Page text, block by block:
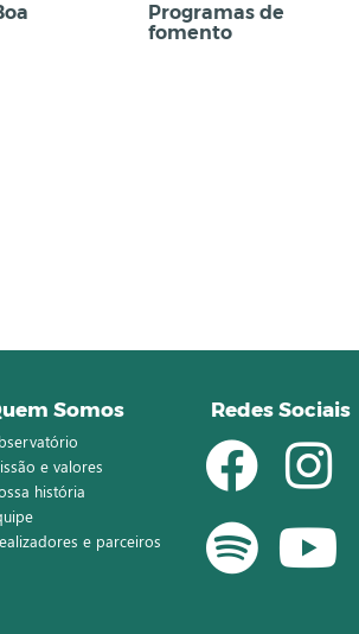
Programas de
fomento
Somos
e valores
história
e parceiros
Redes Sociais